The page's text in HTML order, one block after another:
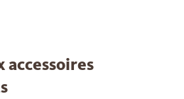
accessoires